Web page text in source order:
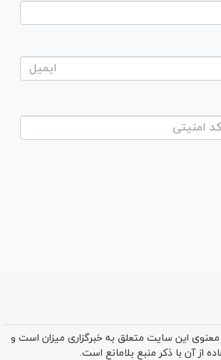
این سایت متعلق به خبرگزاری میزان است و
از آن با ذکر منبع بلامانع است.